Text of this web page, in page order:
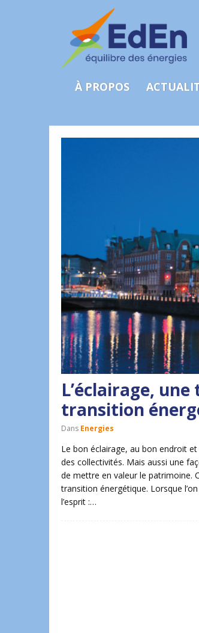
À PROPOS
L’éclairage,
transition
Dans Energies
Le bon éclairage, au bon endroit
des collectivités. Mais aussi une
de mettre en valeur le patrimoine.
transition énergétique. Lorsque
l’esprit :…